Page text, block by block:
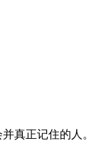
真正记住的人。